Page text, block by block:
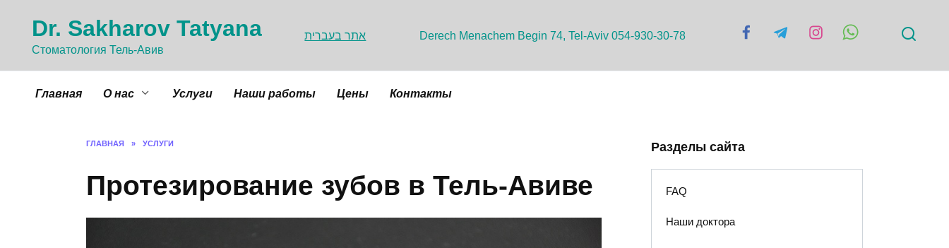
Dr. Sakharov Tatyana
Cтоматология Тель-Авив
אתר בעברית Derech Menachem Begin 74, Tel-Aviv 054-930-30-78
Главная О нас Услуги Наши работы Цены Контакты
ГЛАВНАЯ » УСЛУГИ
Протезирование зубов в Тель-Авиве
Разделы сайта
FAQ
Наши доктора